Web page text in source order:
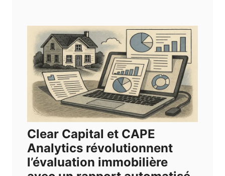
Clear Capital et CAPE
Analytics révolutionnent
l’évaluation immobilière